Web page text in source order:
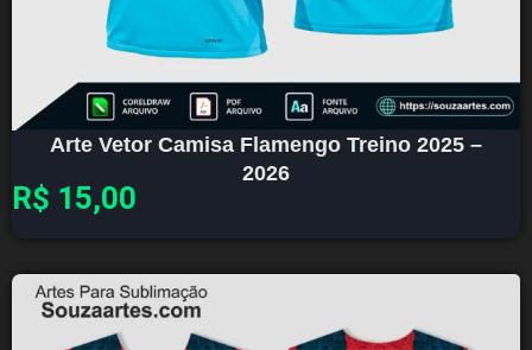
Arte Vetor Camisa Flamengo Treino 2025 –
2026
R$ 15,00